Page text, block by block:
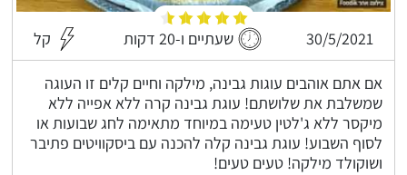
30/5/2021 שעתיים ו-20 דקות קל
אם אתם אוהבים עוגות גבינה, מילקה וחיים קלים זו העוגה
שמשלבת את שלושתם! עוגת גבינה קרה ללא אפייה ללא
מיקסר ללא ג'לטין טעימה במיוחד מתאימה לחג שבועות או
לסוף השבוע! עוגת גבינה קלה להכנה עם ביסקוויטים פתיבר
ושוקולד מילקה! טעים טעים!